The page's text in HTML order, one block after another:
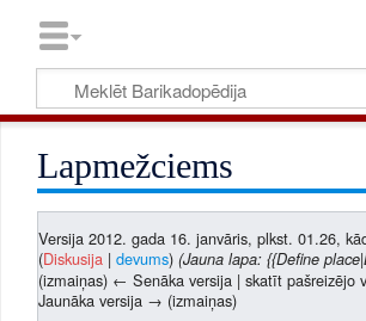
Lapmežciems
Versija 2012. gada 16. janvāris, plkst. 01.26,
(Diskusija |devums) (Jauna lapa: {{Define
(izmaiņas) ← Senāka versija | skatīt pašreizējo
Jaunāka versija → (izmaiņas)